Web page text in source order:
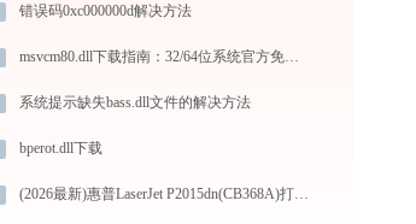
错误码0xc000000d解决方法
msvcm80.dll下载指南：32/64位系统官方免费修复方案
系统提示缺失bass.dll文件的解决方法
bperot.dll下载
(2026最新)惠普LaserJet P2015dn(CB368A)打印机驱动安装全攻略：从下载到安装完全教程